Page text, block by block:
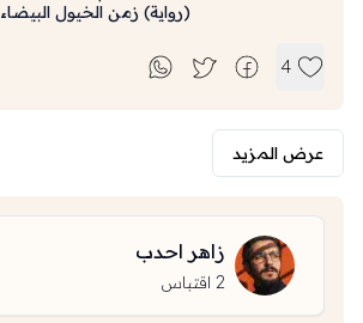
(رواية) زمن الخيول البيضاء
4
عرض المزيد
زاهر احدب
2 اقتباس